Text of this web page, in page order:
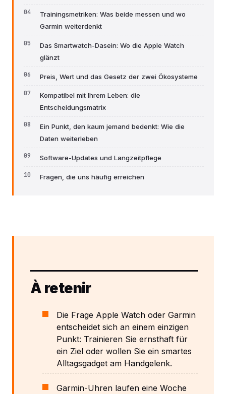
Trainingsmetriken: Was beide messen und wo
Garmin weiterdenkt
Das Smartwatch-Dasein: Wo die Apple Watch
glänzt
Preis, Wert und das Gesetz der zwei Ökosysteme
Kompatibel mit Ihrem Leben: die
Entscheidungsmatrix
Ein Punkt, den kaum jemand bedenkt: Wie die
Daten weiterleben
Software-Updates und Langzeitpflege
Fragen, die uns häufig erreichen
À retenir
Die Frage Apple Watch oder Garmin
entscheidet sich an einem einzigen
Punkt: Trainieren Sie ernsthaft für
ein Ziel oder wollen Sie ein smartes
Alltagsgadget am Handgelenk.
Garmin-Uhren laufen eine Woche